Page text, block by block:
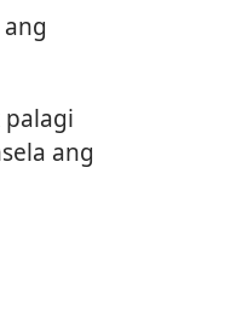
palagi
ang